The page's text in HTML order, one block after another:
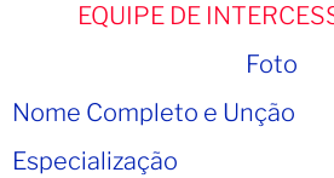
EQUIPE DE
Foto
Nome Completo e Unção
Especialização